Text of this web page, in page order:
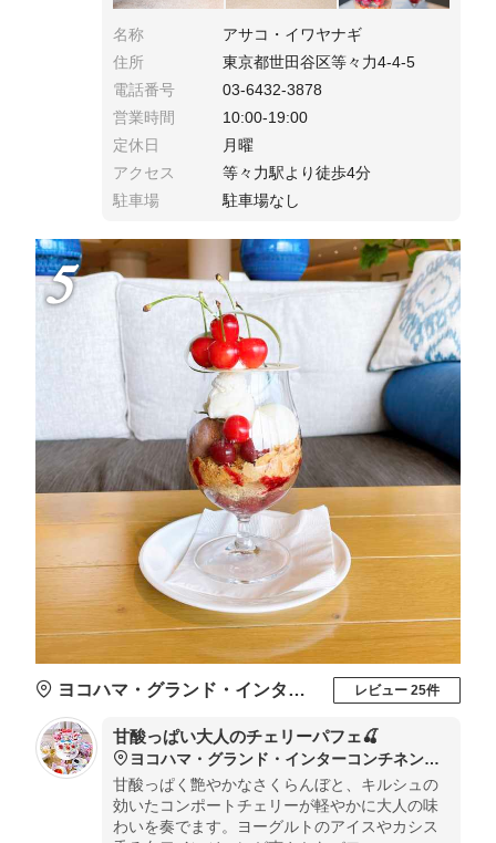
名称
アサコ・イワヤナギ
住所
東京都世田谷区等々力4-4-5
電話番号
03-6432-3878
営業時間
10:00-19:00
定休日
月曜
アクセス
等々力駅より徒歩4分
駐車場
駐車場なし
5
ヨコハマ・グランド・インターコンチネンタルホテル マリンブルー レビュー 25件
甘酸っぱい大人のチェリーパフェ🍒
ヨコハマ・グランド・インターコンチネンタルホテル マリンブルー
甘酸っぱく艶やかなさくらんぼと、キルシュの
効いたコンポートチェリーが軽やかに大人の味
わいを奏でます。ヨーグルトのアイスやカシス